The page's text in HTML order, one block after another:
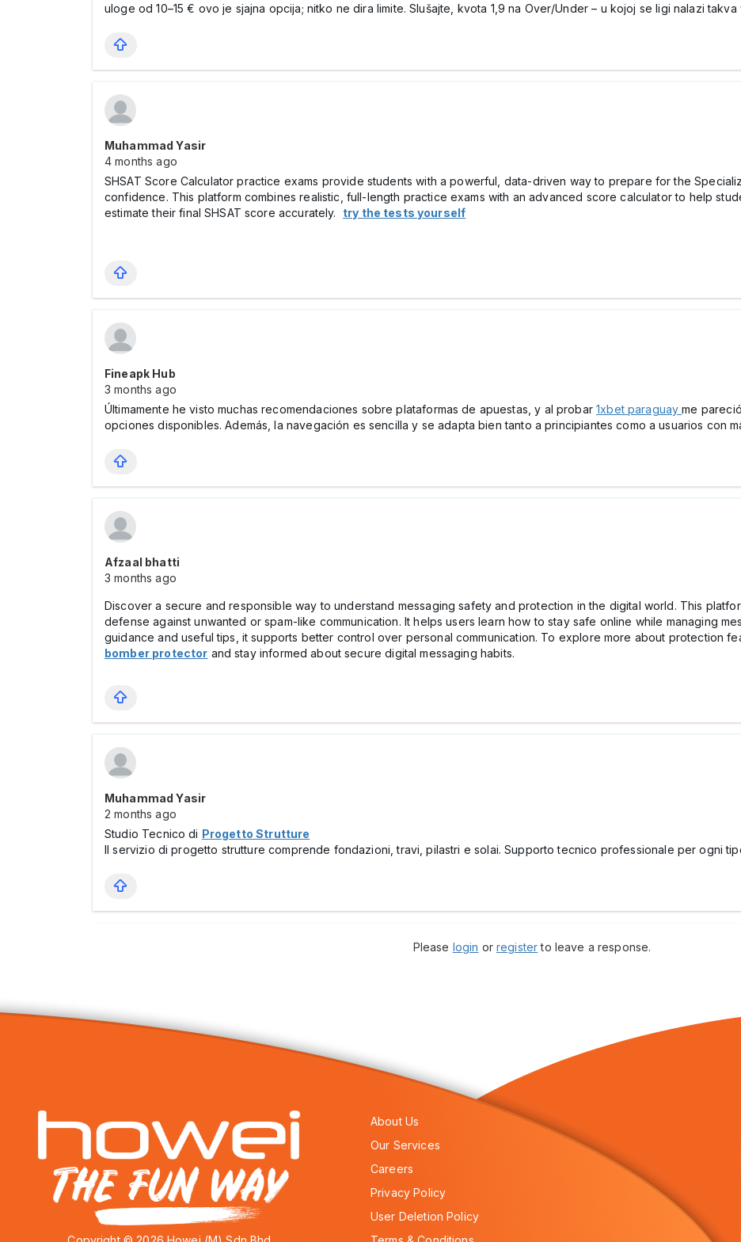
uloge od 10–15 € ovo je sjajna opcija; nitko ne dira limite. Slušajte, kvota 1,9 na Over/Under – u kojoj se ligi nalazi
Muhammad Yasir
4 months ago
SHSAT Score Calculator practice exams provide students with a powerful, data-driven way to prepare for the
confidence. This platform combines realistic, full-length practice exams with an advanced score calculator to help
estimate their final SHSAT score accurately. try the tests yourself
Fineapk Hub
3 months ago
Últimamente he visto muchas recomendaciones sobre plataformas de apuestas, y al probar1xbet paraguayme
opciones disponibles. Además, la navegación es sencilla y se adapta bien tanto a principiantes como a usuarios con
Afzaal bhatti
3 months ago
Discover a secure and responsible way to understand messaging safety and protection in the digital world. This
defense against unwanted or spam-like communication. It helps users learn how to stay safe online while managing
guidance and useful tips, it supports better control over personal communication. To explore more about protection
bomber protector and stay informed about secure digital messaging habits.
Muhammad Yasir
2 months ago
Studio Tecnico di Progetto Strutture
Il servizio di progetto strutture comprende fondazioni, travi, pilastri e solai. Supporto tecnico professionale per ogni
Please login orregisterto leave a response.
About Us
Our Services
Careers
Privacy Policy
User Deletion Policy